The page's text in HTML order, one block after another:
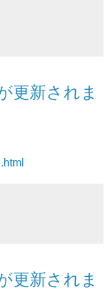
更新されま
更新されま